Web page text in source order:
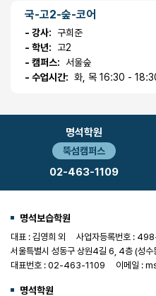
국-고2-숲-코어
- 강사:
구희준
- 학년:
고2
- 캠퍼스:
서울숲
- 수업시간: 화, 목 16:30 -
명석학원
뚝섬캠퍼스
02-463-1109
명석보습학원
대표 : 김영희 외
사업자등록번호 :
서울특별시 성동구 상원4길 6, 4층 (성수
대표번호 : 02-463-1109
이메일 :
명석학원